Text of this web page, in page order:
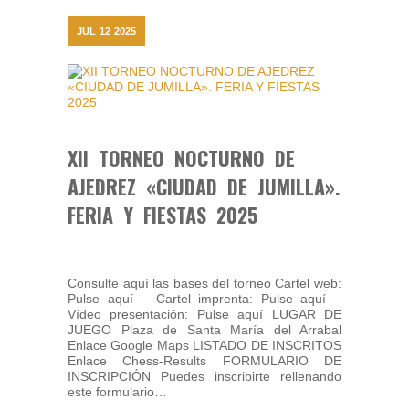
JUL 12 2025
XII TORNEO NOCTURNO DE
AJEDREZ «CIUDAD DE JUMILLA».
FERIA Y FIESTAS 2025
Consulte aquí las bases del torneo Cartel web:
Pulse aquí – Cartel imprenta: Pulse aquí –
Vídeo presentación: Pulse aquí LUGAR DE
JUEGO Plaza de Santa María del Arrabal
Enlace Google Maps LISTADO DE INSCRITOS
Enlace Chess-Results FORMULARIO DE
INSCRIPCIÓN Puedes inscribirte rellenando
este formulario…